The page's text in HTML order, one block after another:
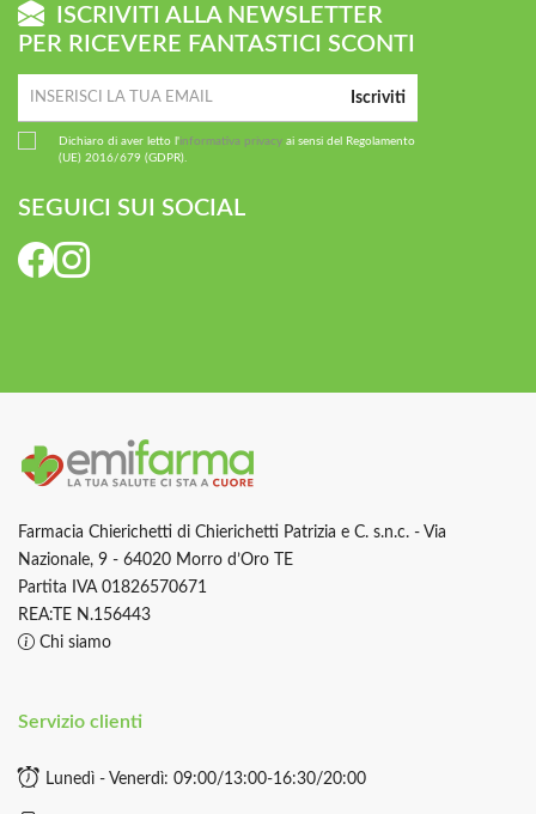
ISCRIVITI ALLA NEWSLETTER
PER RICEVERE FANTASTICI SCONTI
Iscriviti
Dichiaro di aver letto l'informativa privacy ai sensi del Regolamento
(UE) 2016/679 (GDPR).
SEGUICI SUI SOCIAL
Farmacia Chierichetti di Chierichetti Patrizia e C. s.n.c. - Via
Nazionale, 9 - 64020 Morro d’Oro TE
Partita IVA 01826570671
REA:TE N.156443
Chi siamo
Servizio clienti
Lunedì - Venerdì: 09:00/13:00-16:30/20:00